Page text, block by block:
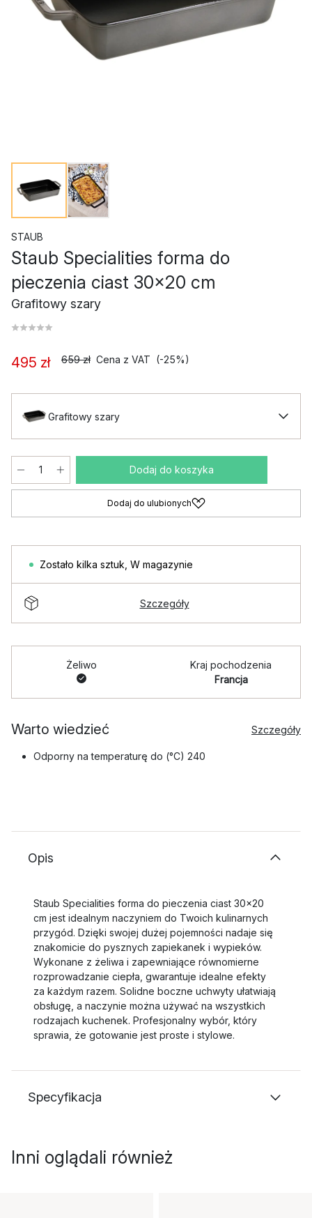
STAUB
Staub Specialities forma do
pieczenia ciast 30x20 cm
Grafitowy szary
495 zł 659 zł Cena z VAT (-25%)
Grafitowy szary
Dodaj do koszyka
Dodaj do ulubionych
Zostało kilka sztuk W magazynie
Szczegóły
Żeliwo
Kraj pochodzenia
Francja
Warto wiedzieć Szczegóły
Odporny na temperaturę do (°C) 240
Opis
Staub Specialities forma do pieczenia ciast 30x20
cm jest idealnym naczyniem do Twoich kulinarnych
przygód. Dzięki swojej dużej pojemności nadaje się
znakomicie do pysznych zapiekanek i wypieków.
Wykonane z żeliwa i zapewniające równomierne
rozprowadzanie ciepła, gwarantuje idealne efekty
za każdym razem. Solidne boczne uchwyty ułatwiają
obsługę, a naczynie można używać na wszystkich
rodzajach kuchenek. Profesjonalny wybór, który
sprawia, że gotowanie jest proste i stylowe.
Specyfikacja
Inni oglądali również